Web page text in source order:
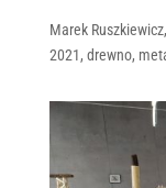
Marek Ruszkiewicz,
2021, drewno,